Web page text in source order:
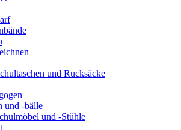
und Rucksäcke
und -bälle
und -Stühle